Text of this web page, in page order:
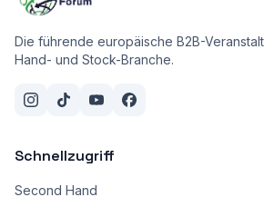
Die führende europäische B2B-
Hand- und Stock-Branche.
Schnellzugriff
Second Hand